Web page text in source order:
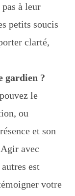
à leur
petits soucis
clarté,
gardien ?
le
ou
et son
avec
est
votre